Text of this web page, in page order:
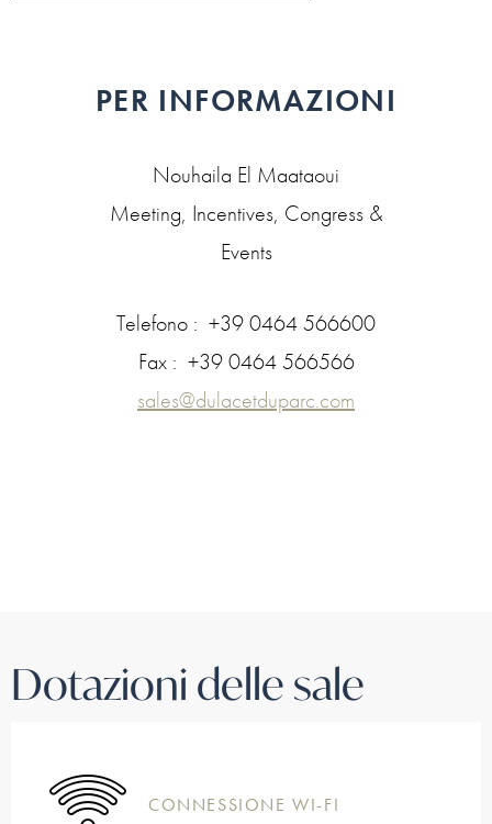
PER INFORMAZIONI
Nouhaila El Maataoui
Meeting, Incentives, Congress &
Events
Telefono
+39 0464 566600
Fax
+39 0464 566566
sales@dulacetduparc.com
Dotazioni delle sale
CONNESSIONE WI-FI